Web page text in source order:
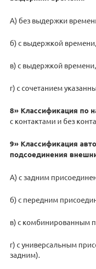
А) без выдержки
б) с выдержкой
в) с выдержкой
г) с сочетанием
8» Классификация по
с контактами и без
9» Классификация
подсоединения
А) с задним
б) с передним
в) с комбинированным
г) с универсальным
задним).